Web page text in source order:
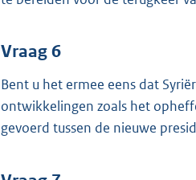
Vraag 6
Bent u het ermee eens dat
ontwikkelingen zoals het
gevoerd tussen de nieuwe